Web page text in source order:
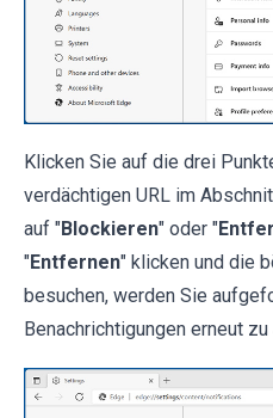
Klicken Sie auf die drei
verdächtigen URL im
auf "Blockieren" oder "
"Entfernen" klicken und die
besuchen, werden Sie
Benachrichtigungen erneut